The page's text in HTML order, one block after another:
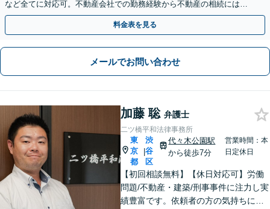
など全てに対応可。不動産会社での勤務経験から不動産の相続には特
に的確に対応【出張サービス】【夜間・休日面談】
料金表を見る
メールでお問い合わせ
加藤 聡 弁護士
二ツ橋平和法律事務所
東
京
都
|
渋
谷
区
代々木公園駅
から徒歩7分
営業時間：本
日定休日
【初回相談無料】【休日対応可】労働
問題/不動産・建築/刑事事件に注力し実
績豊富です。依頼者の方の気持ちに寄